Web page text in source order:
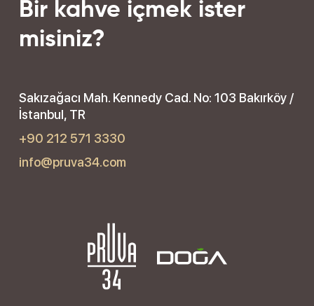
Bir kahve içmek ister
misiniz?
Sakızağacı Mah. Kennedy Cad. No: 103 Bakırköy /
İstanbul, TR
+90 212 571 3330
info@pruva34.com